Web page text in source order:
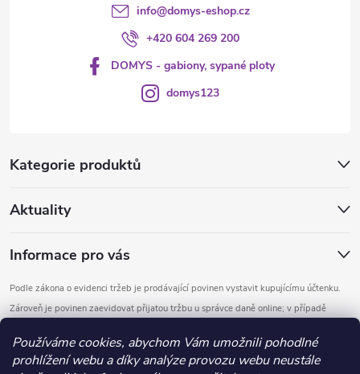
Používáme cookies, abychom Vám umožnili pohodlné
prohlížení webu a díky analýze provozu webu neustále
Kategorie produktů
Aktuality
Informace pro vás
Podle zákona o evidenci tržeb je prodávající povinen vystavit kupujícímu účtenku.
Zároveň je povinen zaevidovat přijatou tržbu u správce daně online; v případě
info@domys-eshop.cz
+420 604 269 200
DOMYS - gabiony, sypané ploty
domys123